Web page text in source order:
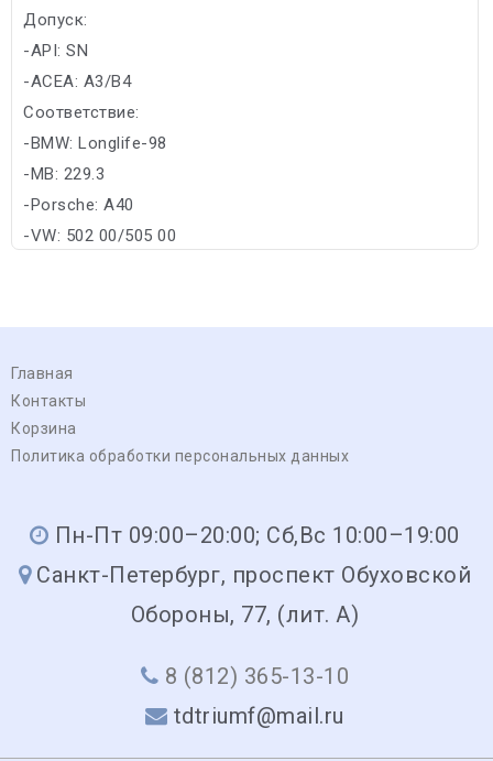
Допуск:
-API: SN
-ACEA: A3/B4
Соответствие:
-BMW: Longlife-98
-MB: 229.3
-Porsche: A40
-VW: 502 00/505 00
Главная
Контакты
Корзина
Политика обработки персональных данных
Пн-Пт 09:00–20:00; Сб,Вс 10:00–19:00
Санкт-Петербург, проспект Обуховской
Обороны, 77, (лит. А)
8 (812) 365-13-10
tdtriumf@mail.ru